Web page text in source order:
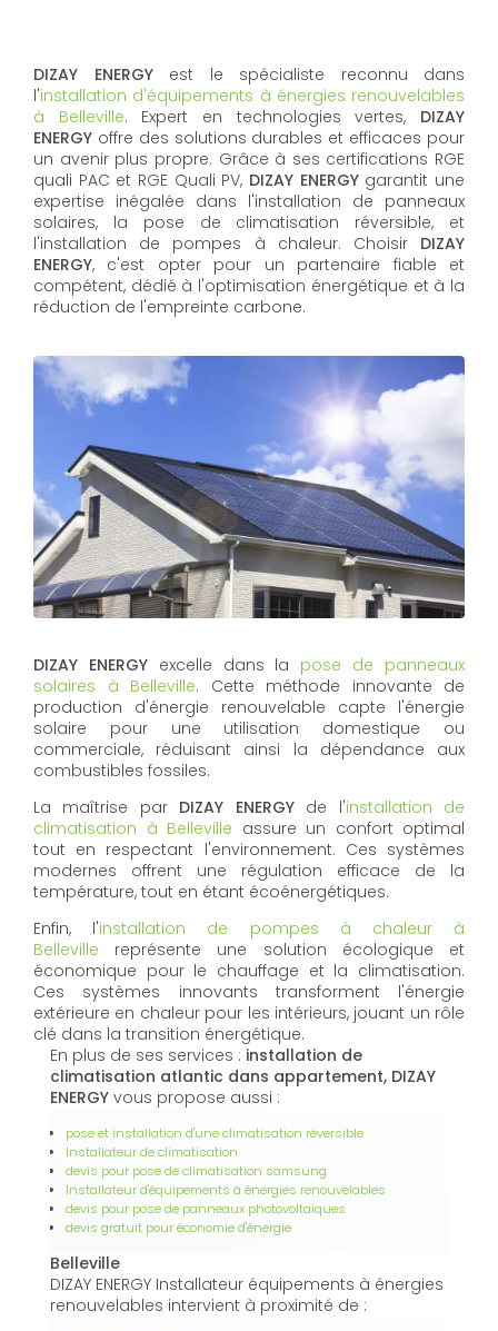
DIZAY ENERGY est le spécialiste reconnu dans
l'installation d'équipements à énergies renouvelables
à Belleville. Expert en technologies vertes, DIZAY
ENERGY offre des solutions durables et efficaces pour
un avenir plus propre. Grâce à ses certifications RGE
quali PAC et RGE Quali PV, DIZAY ENERGYgarantit une
expertise inégalée dans l'installation de panneaux
solaires, la pose de climatisation réversible, et
l'installation de pompes à chaleur. ChoisirDIZAY
ENERGY, c'est opter pour un partenaire fiable et
compétent, dédié à l'optimisation énergétique et à la
réduction de l'empreinte carbone.
DIZAY ENERGYexcelle dans la pose de panneaux
solaires à Belleville. Cette méthode innovante de
production d'énergie renouvelable capte l'énergie
solaire pour une utilisation domestique ou
commerciale, réduisant ainsi la dépendance aux
combustibles fossiles.
La maîtrise par DIZAY ENERGYde l'installation de
climatisation à Belleville assure un confort optimal
tout en respectant l'environnement. Ces systèmes
modernes offrent une régulation efficace de la
température, tout en étant écoénergétiques.
Enfin, l'installation de pompes à chaleur à
Belleville représente une solution écologique et
économique pour le chauffage et la climatisation.
Ces systèmes innovants transforment l'énergie
extérieure en chaleur pour les intérieurs, jouant un rôle
clé dans la transition énergétique.
En plus de ses services : installation de
climatisation atlantic dans appartement, DIZAY
ENERGY vous propose aussi :
pose et installation d'une climatisation réversible
Installateur de climatisation
devis pour pose de climatisation samsung
Installateur d'équipements à énergies renouvelables
devis pour pose de panneaux photovoltaïques
devis gratuit pour économie d'énergie
Belleville
DIZAY ENERGY Installateur équipements à énergies
renouvelables intervient à proximité de :